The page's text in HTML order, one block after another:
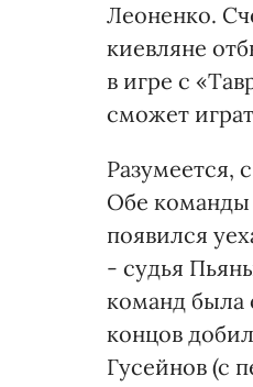
Леоненко.
киевляне
в игре с
сможет
Разумеется,
Обе команды
появился
- судья
команд была
концов
Гусейнов (с